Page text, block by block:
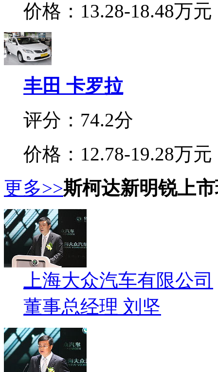
价格：13.28-18.48万元
丰田 卡罗拉
评分：74.2分
价格：12.78-19.28万元
更多>>斯柯达新明锐上
上海大众汽车有限公司
董事总经理 刘坚